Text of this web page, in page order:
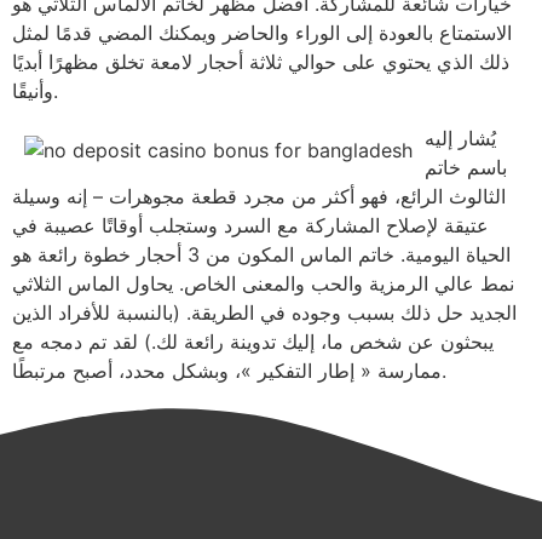
الاستمتاع بالعودة إلى الوراء والحاضر ويمكنك المضي قدمًا لمثل
ذلك الذي يحتوي على حوالي ثلاثة أحجار لامعة تخلق مظهرًا أبديًا
وأنيقًا.
يُشار إليه
باسم خاتم
الثالوث الرائع، فهو أكثر من مجرد قطعة مجوهرات – إنه وسيلة
عتيقة لإصلاح المشاركة مع السرد وستجلب أوقاتًا عصيبة في
الحياة اليومية. خاتم الماس المكون من 3 أحجار خطوة رائعة هو
نمط عالي الرمزية والحب والمعنى الخاص. يحاول الماس الثلاثي
الجديد حل ذلك بسبب وجوده في الطريقة. (بالنسبة للأفراد الذين
يبحثون عن شخص ما، إليك تدوينة رائعة لك.) لقد تم دمجه مع
ممارسة « إطار التفكير »، وبشكل محدد، أصبح مرتبطًا.